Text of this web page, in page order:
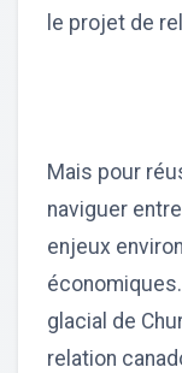
le projet de
Mais pour
naviguer
enjeux
glacial de
relation